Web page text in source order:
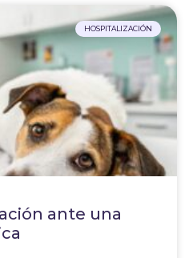
HOSPITALIZACIÓN
ante una